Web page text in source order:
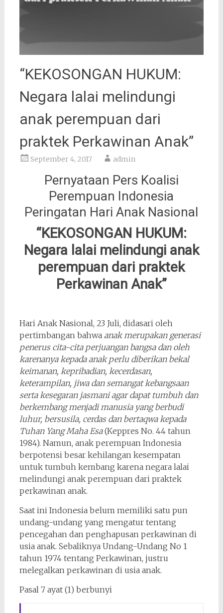
“KEKOSONGAN HUKUM:
Negara lalai melindungi
anak perempuan dari
praktek Perkawinan Anak”
September 4, 2017 admin
Pernyataan Pers Koalisi
Perempuan Indonesia
Peringatan Hari Anak Nasional
“KEKOSONGAN HUKUM:
Negara lalai melindungi anak
perempuan dari praktek
Perkawinan Anak”
Hari Anak Nasional, 23 Juli, didasari oleh
pertimbangan bahwa anak merupakan generasi
penerus cita-cita perjuangan bangsa dan oleh
karenanya kepada anak perlu diberikan bekal
keimanan, kepribadian, kecerdasan,
keterampilan, jiwa dan semangat kebangsaan
serta kesegaran jasmani agar dapat tumbuh dan
berkembang menjadi manusia yang berbudi
luhur, bersusila, cerdas dan bertaqwa kepada
Tuhan Yang Maha Esa(Keppres No. 44 tahun
1984). Namun, anak perempuan Indonesia
berpotensi besar kehilangan kesempatan
untuk tumbuh kembang karena negara lalai
melindungi anak perempuan dari praktek
perkawinan anak.
Saat ini Indonesia belum memiliki satu pun
undang-undang yang mengatur tentang
pencegahan dan penghapusan perkawinan di
usia anak. Sebaliknya Undang-Undang No 1
tahun 1974 tentang Perkawinan, justru
melegalkan perkawinan di usia anak.
Pasal 7 ayat (1) berbunyi